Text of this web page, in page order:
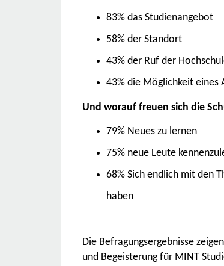
83% das Studienangebot
58% der Standort
43% der Ruf der
43% die Möglichkeit eines
Und worauf freuen sich die
79% Neues zu lernen
75% neue Leute
68% Sich endlich mit den
haben
Die Befragungsergebnisse
und Begeisterung für MINT